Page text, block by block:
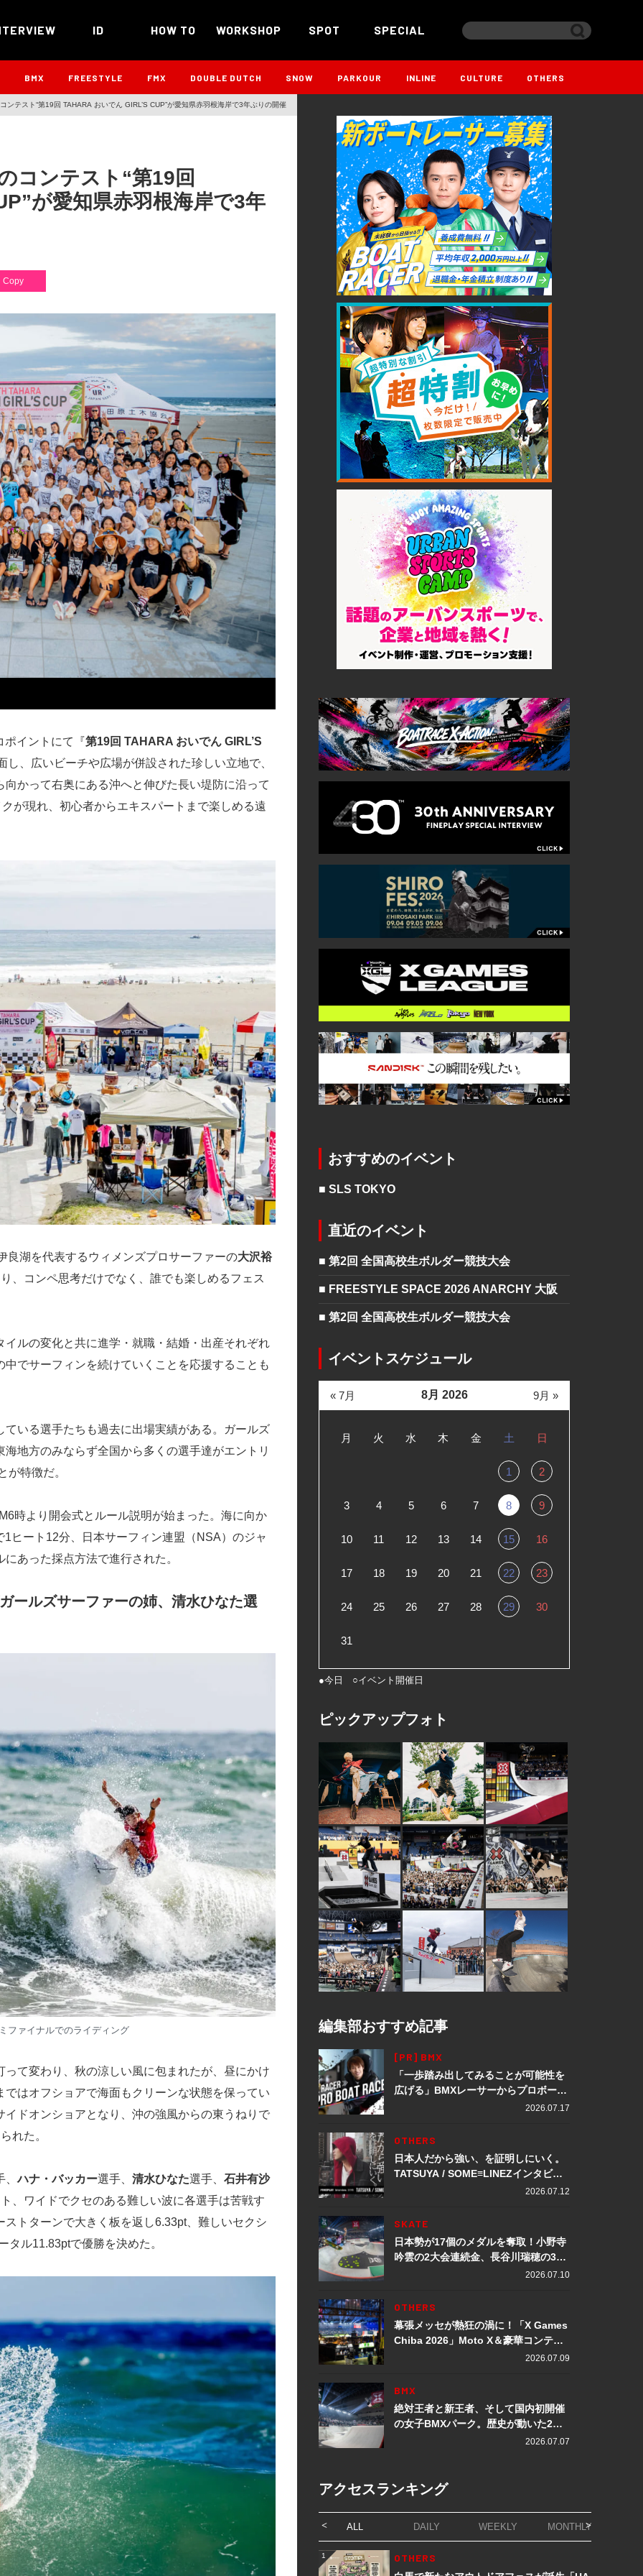
ID HOW TO WORKSHOP SPOT SPECIAL
BMX FREESTYLE FMX DOUBLE DUTCH SNOW PARKOUR INLINE CULTURE OTHERS
ンテスト“第19回 TAHARA おいでん GIRL’S CUP”が愛知県赤羽根海岸で3年ぶりの開催
コンテスト“第19回
が愛知県赤羽根海岸で3年
Copy
ポイントにて『第19回 TAHARA おいでん GIRL’S
、広いビーチや広場が併設された珍しい立地で、
かって右奥にある沖へと伸びた長い堤防に沿って
が現れ、初心者からエキスパートまで楽しめる遠
良湖を代表するウィメンズプロサーファーの大沢裕
、コンペ思考だけでなく、誰でも楽しめるフェス
ルの変化と共に進学・就職・結婚・出産それぞれ
でサーフィンを続けていくことを応援することも
いる選手たちも過去に出場実績がある。ガールズ
地方のみならず全国から多くの選手達がエントリ
が特徴だ。
時より開会式とルール説明が始まった。海に向か
ヒート12分、日本サーフィン連盟（NSA）のジャ
あった採点方法で進行された。
ールズサーファーの姉、清水ひなた選
ファイナルでのライディング
て変わり、秋の涼しい風に包まれたが、昼にかけ
はオフショアで海面もクリーンな状態を保ってい
ドオンショアとなり、沖の強風からの東うねりで
れた。
、ハナ・バッカー選手、 清水ひなた選手、 石井有沙
、ワイドでクセのある難しい波に各選手は苦戦す
トターンで大きく板を返し6.33pt、難しいセクシ
ル11.83ptで優勝を決めた。
おすすめのイベント
■ SLS TOKYO
直近のイベント
■ 第2回 全国高校生ボルダー競技大会
■ FREESTYLE SPACE 2026 ANARCHY 大阪
■ 第2回 全国高校生ボルダー競技大会
イベントスケジュール
8月 2026
月 火 水 木 金 土 日
1 2
3 4 5 6 7 8 9
10 11 12 13 14 15 16
17 18 19 20 21 22 23
24 25 26 27 28 29 30
31
« 7月 9月 »
●今日 ○イベント開催日
ピックアップフォト
編集部おすすめ記事
[PR] BMX
「一歩踏み出してみることが可能性を
広げる」BMXレーサーからプロボート
レーサーへ転身。上田龍星が体現する
2026.07.17
OTHERS
日本人だから強い、を証明しにいく。
TATSUYA / SOME≡LINEZインタビュ
2026.07.12
SKATE
日本勢が17個のメダルを奪取！小野寺
吟雲の2大会連続金、長谷川瑞穂の3メ
ダル獲得など数々の快挙をプレイバッ
2026.07.10
OTHERS
幕張メッセが熱狂の渦に！「X Games
Chiba 2026」Moto X＆豪華コンテン
2026.07.09
BMX
絶対王者と新王者、そして国内初開催
の女子BMXパーク。歴史が動いた2日
2026.07.07
アクセスランキング
ALL DAILY WEEKLY MONTHLY
1 OTHERS